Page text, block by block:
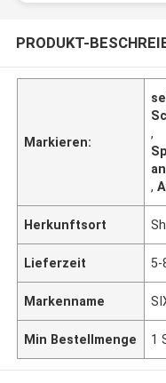
PRODUKT-
Markieren:
,
,
Herkunftsort
Lieferzeit 5-
Markenname
Min Bestellmenge 1